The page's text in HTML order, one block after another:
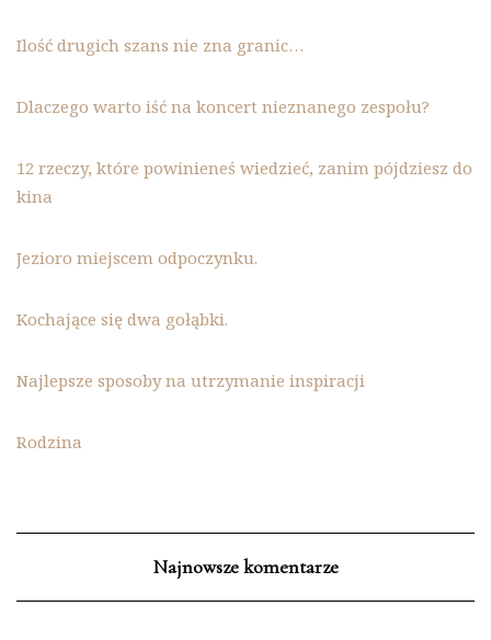
Ilość drugich szans nie zna granic…
Dlaczego warto iść na koncert nieznanego zespołu?
12 rzeczy, które powinieneś wiedzieć, zanim pójdziesz do
kina
Jezioro miejscem odpoczynku.
Kochające się dwa gołąbki.
Najlepsze sposoby na utrzymanie inspiracji
Rodzina
Najnowsze komentarze